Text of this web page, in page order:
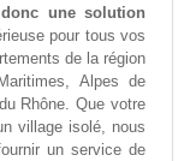
une solution
pour tous vos
de la région
Alpes de
Rhône. Que votre
village isolé, nous
un service de